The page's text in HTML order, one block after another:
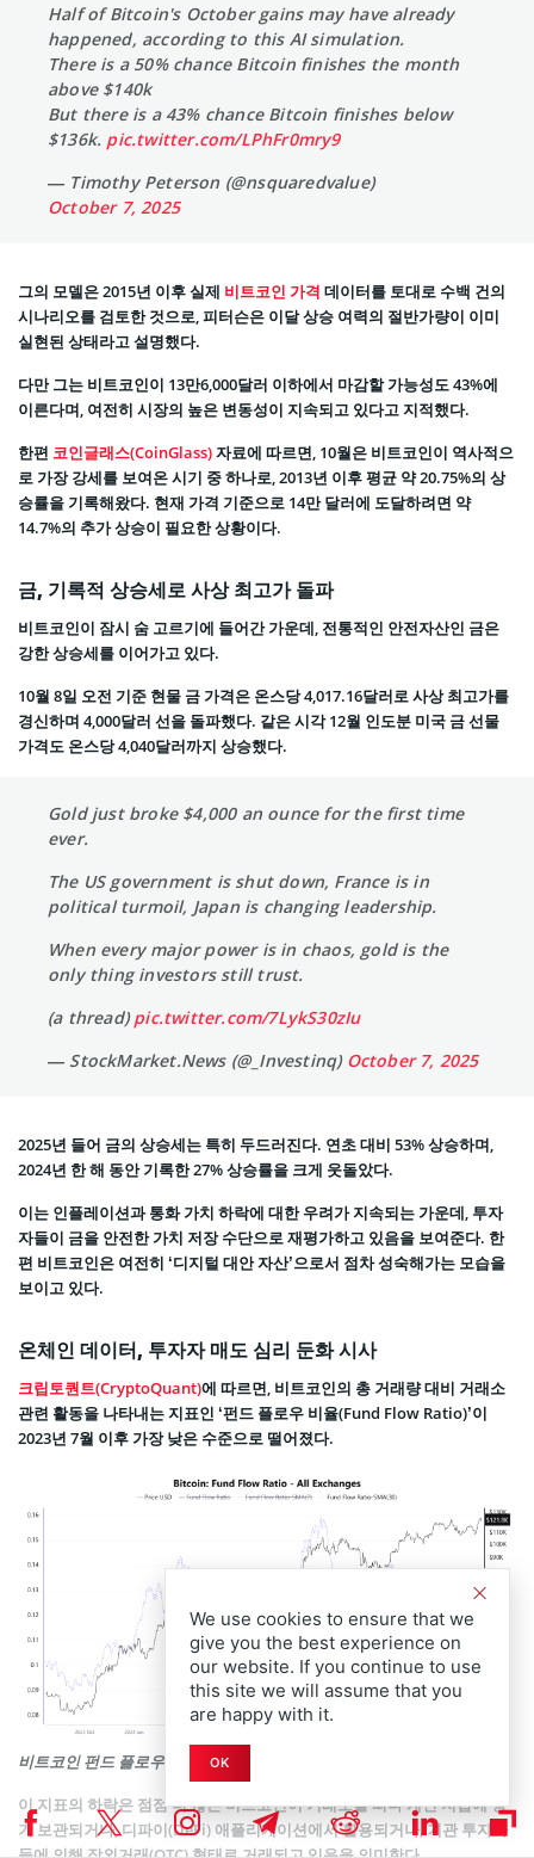
Half of Bitcoin's October gains may have already
happened, according to this AI simulation.
There is a 50% chance Bitcoin finishes the month
above $140k
But there is a 43% chance Bitcoin finishes below
$136k. pic.twitter.com/LPhFr0mry9
— Timothy Peterson (@nsquaredvalue)
October 7, 2025
그의 모델은 2015년 이후 실제 비트코인 가격 데이터를 토대로 수백 건의
시나리오를 검토한 것으로, 피터슨은 이달 상승 여력의 절반가량이 이미
실현된 상태라고 설명했다.
다만 그는 비트코인이 13만6,000달러 이하에서 마감할 가능성도 43%에
이른다며, 여전히 시장의 높은 변동성이 지속되고 있다고 지적했다.
한편 코인글래스(CoinGlass)자료에 따르면, 10월은 비트코인이 역사적으
로 가장 강세를 보여온 시기 중 하나로, 2013년 이후 평균 약 20.75%의 상
승률을 기록해왔다. 현재 가격 기준으로 14만 달러에 도달하려면 약
14.7%의 추가 상승이 필요한 상황이다.
금, 기록적 상승세로 사상 최고가 돌파
비트코인이 잠시 숨 고르기에 들어간 가운데, 전통적인 안전자산인 금은
강한 상승세를 이어가고 있다.
10월 8일 오전 기준 현물 금 가격은 온스당 4,017.16달러로 사상 최고가를
경신하며 4,000달러 선을 돌파했다. 같은 시각 12월 인도분 미국 금 선물
가격도 온스당 4,040달러까지 상승했다.
Gold just broke $4,000 an ounce for the first time
ever.
The US government is shut down, France is in
political turmoil, Japan is changing leadership.
When every major power is in chaos, gold is the
only thing investors still trust.
(a thread)pic.twitter.com/7LykS30zIu
— StockMarket.News (@_Investinq) October 7, 2025
2025년 들어 금의 상승세는 특히 두드러진다. 연초 대비 53% 상승하며,
2024년 한 해 동안 기록한 27% 상승률을 크게 웃돌았다.
이는 인플레이션과 통화 가치 하락에 대한 우려가 지속되는 가운데, 투자
자들이 금을 안전한 가치 저장 수단으로 재평가하고 있음을 보여준다. 한
편 비트코인은 여전히 ‘디지털 대안 자산’으로서 점차 성숙해가는 모습을
보이고 있다.
온체인 데이터, 투자자 매도 심리 둔화 시사
크립토퀀트(CryptoQuant)에 따르면, 비트코인의 총 거래량 대비 거래소
관련 활동을 나타내는 지표인 ‘펀드 플로우 비율(Fund Flow Ratio)’이
2023년 7월 이후 가장 낮은 수준으로 떨어졌다.
비트코인 펀드 플로우 비율. 출처: 크립토퀀트
이 지표의 하락은 점점 더 많은 비트코인이 거래소를 떠나 개인 지갑에 장
기 보관되거나, 디파이(DeFi) 애플리케이션에서 활용되거나, 기관 투자자
We use cookies to ensure that we
give you the best experience on
our website. If you continue to use
this site we will assume that you
are happy with it.
OK